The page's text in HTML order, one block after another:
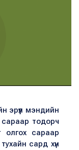
эрүүл мэндийн
тодорч
олгох сараар
сард хүн